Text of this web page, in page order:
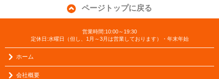
ページトップに戻る
営業時間:10:00～19:30
定休日:水曜日（但し、1月～3月は営業しております）・年末年始
ホーム
会社概要